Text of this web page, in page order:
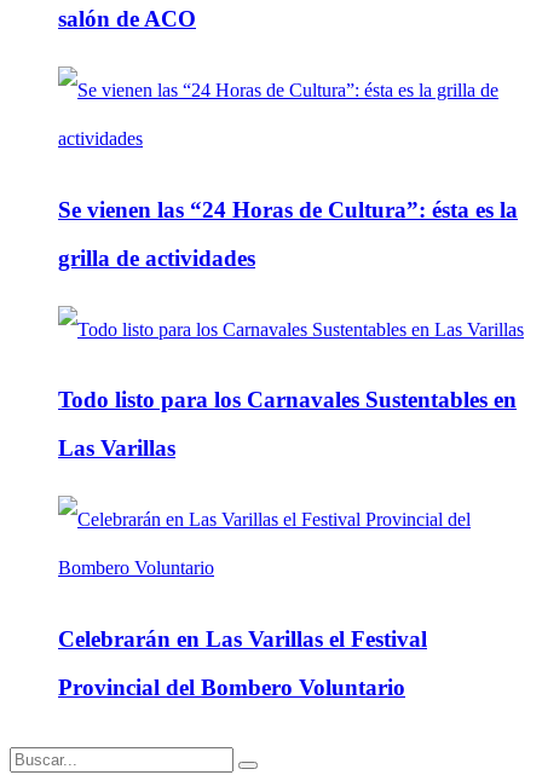
salón de ACO
Se vienen las “24 Horas de Cultura”: ésta es la
grilla de actividades
Todo listo para los Carnavales Sustentables en
Las Varillas
Celebrarán en Las Varillas el Festival
Provincial del Bombero Voluntario